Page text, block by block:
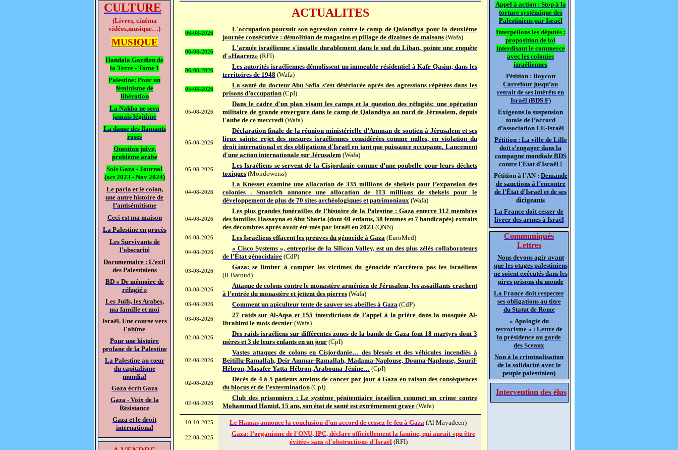
CULTURE
(Livres, cinéma
vidéos,musique…)
MUSIQUE
Handala Gardien de
la Terre - Tome 1
Palestine: Pour un
féminisme de
libération
La Nakba ne sera
jamais légitime
La danse des flamants
roses
Question juive,
problème arabe
Sois Gaza - Journal
(oct 2023 - Nov 2024)
Le paria et le colon,
une autre histoire de
l’antisémitisme
Ceci est ma maison
La Palestine en procès
Les Survivants de
l’obscurité
Documentaire : L’exil
des Palestiniens
BD « De mémoire de
réfugié »
Les Juifs, les Arabes,
ma famille et moi
Israël. Une course vers
l'abîme
Pour une histoire
profane de la Palestine
La Palestine au cœur
du capitalisme
mondial
Gaza écrit Gaza
Gaza - Voix de la
Résistance
Gaza et le droit
international
ACTUALITES
06-08-2026
L'occupation poursuit son agression contre le camp de Qalandiya pour la deuxième
journée consécutive : démolition de magasins et pillage de dizaines de maisons (Wafa)
06-08-2026
L'armée israélienne s'installe durablement dans le sud du Liban, pointe une enquête
d'«Haaretz» (RFI)
06-08-2026
Les autorités israéliennes démolissent un immeuble résidentiel à Kafr Qasim, dans les
territoires de 1948 (Wafa)
05-08-2026
La santé du docteur Abu Safia s’est détériorée après des agressions répétées dans les
prisons d’occupation (CpI)
05-08-2026
Dans le cadre d'un plan visant les camps et la question des réfugiés: une opération
militaire de grande envergure dans le camp de Qalandiya au nord de Jérusalem, depuis
l'aube de ce mercredi (Wafa)
05-08-2026
Déclaration finale de la réunion ministérielle d’Amman de soutien à Jérusalem et ses
lieux saints: rejet des mesures israéliennes considérées comme nulles, en violation du
droit international et des obligations d'Israël en tant que puissance occupante. Lancement
d'une action internationale sur Jérusalem (Wafa)
05-08-2026
Les Israéliens se servent de la Cisjordanie comme d’une poubelle pour leurs déchets
toxiques (Mondoweiss)
04-08-2026
La Knesset examine une allocation de 335 millions de shekels pour l’expansion des
colonies . Smotrich annonce une allocation de 113 millions de shekels pour le
développement de plus de 70 sites archéologiques et patrimoniaux (Wafa)
04-08-2026
Les plus grandes funérailles de l’histoire de la Palestine : Gaza enterre 112 membres
des familles Hassayna et Abu Sharia (dont 40 enfants, 38 femmes et 7 handicapés) extraits
des décombres après avoir été tués par Israël en 2023 (QNN)
04-08-2026 Les Israéliens effacent les preuves du génocide à Gaza (EuroMed)
04-08-2026
« Cisco Systems », entreprise de la Silicon Valley, est un des plus zélés collaborateurs
de l’État génocidaire (CdP)
03-08-2026
Gaza: se limiter à compter les victimes du génocide n’arrêtera pas les israéliens
(R.Baroud)
03-08-2026
Attaque de colons contre le monastère arménien de Jérusalem, les assaillants crachent
à l’entrée du monastère et jettent des pierres (Wafa)
03-08-2026 Comment un apiculteur tente de sauver ses abeilles à Gaza (CdP)
03-08-2026
27 raids sur Al-Aqsa et 155 interdictions de l’appel à la prière dans la mosquée Al-
Ibrahimi le mois dernier (Wafa)
02-08-2026
Des raids israéliens sur différentes zones de la bande de Gaza font 18 martyrs dont 3
mères et 3 de leurs enfants en un jour (CpI)
02-08-2026
Vastes attaques de colons en Cisjordanie… des blessés et des véhicules incendiés à
Beitillu-Ramallah, Deir Ammar-Ramallah, Madama-Naplouse, Douma-Naplouse, Sourif-
Hébron, Masafer Yatta-Hébron, Arabouna-Jénine… (CpI)
02-08-2026
Décès de 4 à 5 patients atteints de cancer par jour à Gaza en raison des conséquences
du blocus et de l’extermination (CpI)
02-08-2026
Club des prisonniers : Le système pénitentiaire israélien commet un crime contre
Mohammad Hamid, 15 ans, son état de santé est extrêmement grave (Wafa)
10-10-2025 Le Hamas annonce la conclusion d’un accord de cessez-le-feu à Gaza (Al Mayadeen)
22-08-2025
Gaza: l’organisme de l'ONU, IPC, déclare officiellement la famine, qui aurait «pu être
évitée» sans «l'obstruction» d'Israël (RFI)
Appel à action : Stop à la
torture systémique des
Palestiniens par Israël
Interpellons les députés :
proposition de loi
interdisant le commerce
avec les colonies
israéliennes
Pétition : Boycott
Carrefour jusqu’au
retrait de ses intérêts en
Israël (BDS F)
Exigeons la suspension
totale de l’accord
d’association UE-Israël
Pétition : La ville de Lille
doit s’engager dans la
campagne mondiale BDS
contre l'Etat d'Israël !
Pétition à l’AN : Demande
de sanctions à l’encontre
de l’État d’Israël et de ses
dirigeants
La France doit cesser de
livrer des armes à Israël
Communiqués
Lettres
Nous devons agir avant
que les otages palestiniens
ne soient exécutés dans les
pires prisons du monde
La France doit respecter
ses obligations au titre
du Statut de Rome
« Apologie du
terrorisme » : Lettre de
la présidence au garde
des Sceaux
Non à la criminalisation
de la solidarité avec le
peuple palestinien)
Intervention des élus